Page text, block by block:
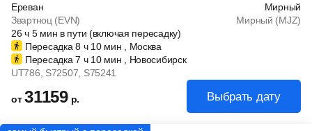
Ереван
Мирный
Звартноц (EVN)
Мирный (MJZ)
26ч5 мин в пути (включая пересадку)
Пересадка 8 ч10 мин , Москва
Пересадка 7 ч10 мин , Новосибирск
UT786 , S72507 , S75241
от31159 р. Выбрать дату